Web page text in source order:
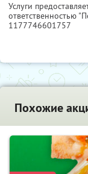
Услуги
ответственностью
1177746601757
Похожие